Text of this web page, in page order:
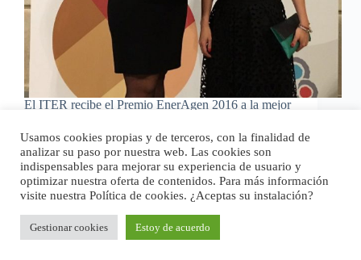
El ITER recibe el Premio EnerAgen 2016 a la mejor
energías renovables por su Juego Isla 100%. El acto
de entrega de estos premios, convocados anualmente
por la Asociación de Agencias Españolas de…
webiter
10 de mayo de 2016
Usamos cookies propias y de terceros, con la finalidad de
analizar su paso por nuestra web. Las cookies son
indispensables para mejorar su experiencia de usuario y
optimizar nuestra oferta de contenidos. Para más información
visite nuestra Política de cookies. ¿Aceptas su instalación?
Gestionar cookies Estoy de acuerdo